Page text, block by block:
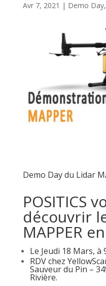
Avr 7, 2021 | Demo Day,
Demo Day du Lidar
POSITICS
découvrir
MAPPER
Le Jeudi 18 Mars, à
RDV chez
Sauveur du Pin –
Rivière.